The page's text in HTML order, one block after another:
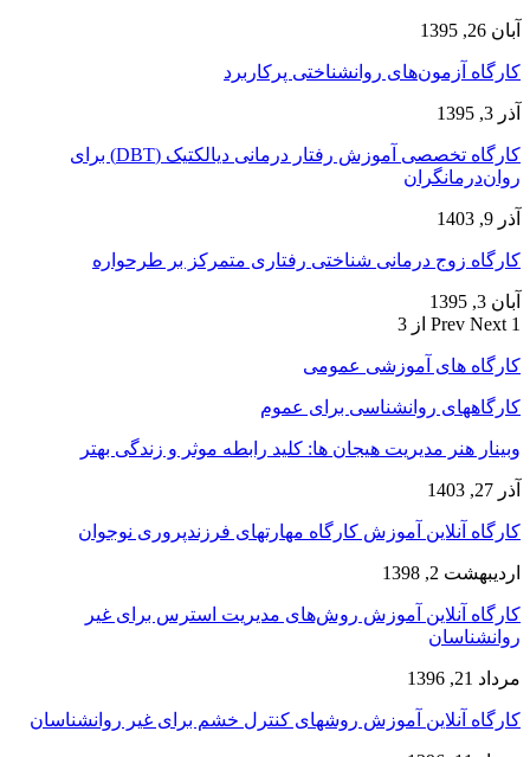
آبان 26, 1395
کارگاه آزمون‌های روانشناختی پرکاربرد
آذر 3, 1395
کارگاه تخصصی آموزش رفتار درمانی دیالکتیک (DBT) برای
روان‌درمانگران
آذر 9, 1403
کارگاه زوج‌ درمانی شناختی رفتاری متمرکز بر طرحواره
آبان 3, 1395
Prev Next 1 از 3
کارگاه های آموزشی عمومی
کارگاههای روانشناسی برای عموم
وبینار هنر مدیریت هیجان ها: کلید رابطه موثر و زندگی بهتر
آذر 27, 1403
کارگاه آنلاین آموزش کارگاه مهارتهای فرزندپروری نوجوان
اردیبهشت 2, 1398
کارگاه آنلاین آموزش روش‌های مدیریت استرس برای غیر
روانشناسان
مرداد 21, 1396
کارگاه آنلاین آموزش روشهای کنترل خشم برای غیر روانشناسان